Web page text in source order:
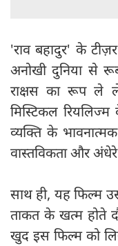
'राव बहादुर' के
अनोखी दुनिया से
राक्षस का रूप ले
मिस्टिकल
व्यक्ति के
वास्तविकता और
साथ ही, यह फिल्म
ताकत के खत्म होते
खुद इस फिल्म को